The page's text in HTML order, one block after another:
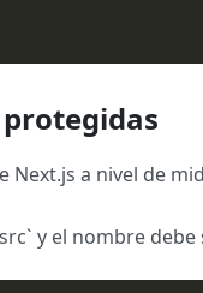
Next.js a nivel de
y el nombre